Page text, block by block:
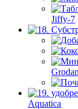
Jiffy-7
Grodan
Aquatica